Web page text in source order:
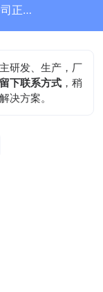
山东天合环境科技有限公司正在为您服务
研发、生产，厂
下联系方式 ，稍
决方案。